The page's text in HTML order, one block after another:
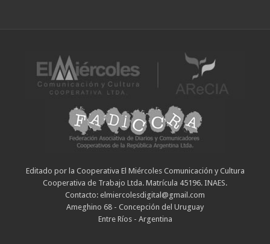
Editado por la Cooperativa El Miércoles Comunicación y Cultura
Cooperativa de Trabajo Ltda. Matrícula 45196. INAES.
Contacto: elmiercolesdigital@gmail.com
Ameghino 68 - Concepción del Uruguay
Entre Ríos - Argentina